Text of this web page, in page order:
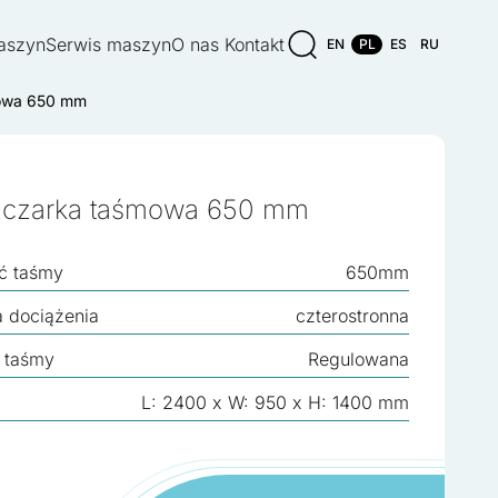
Serwis maszynO nas Kontakt EN PL ES RU
650 mm
taśmowa 650 mm
taśmy
650mm
dociążenia
czterostronna
taśmy
Regulowana
L: 2400 x W: 950 x H: 1400 mm